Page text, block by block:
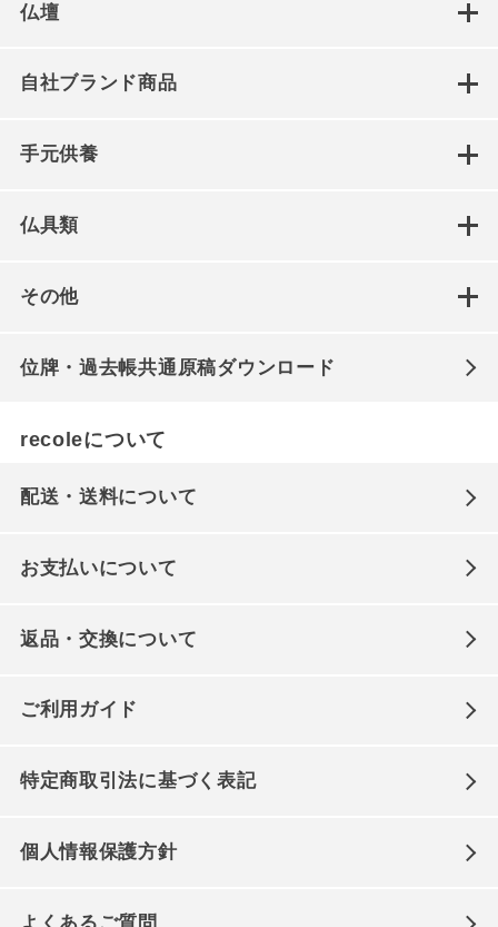
仏壇
自社ブランド商品
手元供養
仏具類
その他
位牌・過去帳共通原稿ダウンロード
recoleについて
配送・送料について
お支払いについて
返品・交換について
ご利用ガイド
特定商取引法に基づく表記
個人情報保護方針